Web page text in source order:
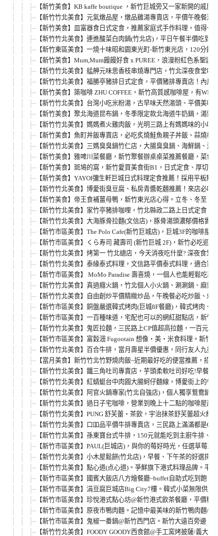
【新竹美食】KB kaffe boutique ，新竹巨城旁又一家新開的戚
【新竹竹北美食】元氣燉品屋，燉品雞湯專賣店，平價午晚餐
【新竹美食】皿富器食日式定食，推薦家庭式手作料理，值得
【新竹竹北美食】連進酸菜白肉鍋(竹北店)，平日午餐半價吃到
【新竹東區美食】一燒十味昭和園東光町-新竹東光店，120分
【新竹美食】Mum,Mum饅饅好食 x PUREE，浪漫粉紅色系聖
【新竹竹北美食】艋舺元味思香枝串燒專門店，竹北深夜食堂吃
【新竹竹北美食】福勝亭豬排日式定食，平價豬排專賣店！內
【新竹美食】築咖啡 ZHU COFFEE，新竹高質感咖啡屋，有
【新竹竹北美食】台灣小吃米粉湯，古早味天然湯頭、平價美
【新竹美食】聚北海道昆布鍋，冬季限定款北海道牛奶鍋，湯
【新竹竹北美食】媽媽煮火雞肉飯，光明三路上有媽媽味的小
【新竹美食】魚町丼飯專賣店，必吃炙燒鮭魚親子丼飯、蒜燒
【新竹竹北美食】三媽臭臭鍋竹仁店，大腸臭臭鍋、海鮮鍋、
【新竹美食】雅啤川菜餐廳，新竹聚餐辦桌桌菜推薦餐廳，菜
【新竹美食】斑鳩的窩，新竹愛買美食街B1，日式定食、厚切
【新竹美食】YAYOI彌生軒巨城日式料理定食推薦！採用平板
【新竹竹北美食】博愛街臭豆腐、私房青醬乾麵推薦！來店必
【新竹美食】帝王食補薑母鴨，新竹東光店心得。立冬、冬至
【新竹竹北美食】家竹亭豬排咖哩，竹北縣政二路上日式定食
【新竹竹北美食】大海豚骨拉麵(文信店)，豚骨湯頭濃郁價格實
【新竹市區美食】The Polo Cafe(新竹巨城店)，巨城3F的咖啡
【新竹市區美食】くら寿司 藏壽司 (新竹巨城 2F)，新竹必吃迴
【新竹竹北美食】烤第一 竹北總店，今天消夜吃什麼? 深夜食
【新竹竹北美食】泰緣泰式料理，文信路平價泰式料理，適合家
【新竹市區美食】 MoMo Paradise 壽喜燒，一個人也能輕鬆吃
【新竹竹北美食】真過癮火鍋，竹北個人小火鍋、涮涮鍋、麻
【新竹竹北美食】自由創炒平價精緻炒品，午晚餐必吃炒飯、
【新竹市區美食】銅盤嚴選韓式烤肉(巨城8F餐廳)，韓式烤肉
【新竹市區美食】一百種味道，宅配也可以的網紅甜點店，新
【新竹竹北美食】鬼匠拉麵，三民路上CP值超高拉麵，一百元
【新竹市區美食】富穀沺 Fugootain 想像‧美‧米食料理。新竹
【新竹竹北美食】百合牛排，當月壽星半價優惠，同行友人九折
【當月美食】新竹竹北竹野燒肉飯~近期最好吃的便當推薦，招
【新竹竹北美食】鐵三角吐司專賣店，芋頭柔軟吐司好吃!早餐
【新竹竹北美食】紅蜻蜓台中肉圓大腸蚵仔麵線，博愛街上的
【新竹竹北美食】阿官火鍋專家(竹北自強店)，個人獨享鴛鴦鍋
【新竹竹北美食】過日子宅咖啡，營業到晚上十二點的咖啡屋甜
【新竹竹北美食】PUNG 舒芙蕾‧茶飲，宇治抹茶舒芙蕾超火
【新竹竹北美食】口吅品平價牛排專賣店，三民路上滿滿都是
【新竹竹北美食】孫東寶台式牛排，150元就能吃到主廚牛排、
【新竹市區美食】PAUL(巨城店)，與你的莓好時光，任選草莓系
【新竹竹北美食】小木屋鬆餅(竹北店)，早餐、下午茶的好選擇
【新竹竹北美食】點心道(点心道)。爭鮮旗下港式料理品牌。平
【新竹市區美食】國賓大飯店八方燴餐廳~buffet自助式吃到飽
【新竹市區美食】涓豆腐巨城店Big City7樓。韓式小菜無限供
【新竹市區美食】珍悅港式點心坊@新竹港式飲茶餐廳，平價
【新竹市區美食】原夜市鴨肉麵。記憶中最美味的新竹鴨肉麵/
【新竹市區美食】鬼椒一番鍋@新竹西門店。新竹大遠百旁邊
【新竹竹北美食】FOODY GOODY西食館@手工窯烤披薩/義大